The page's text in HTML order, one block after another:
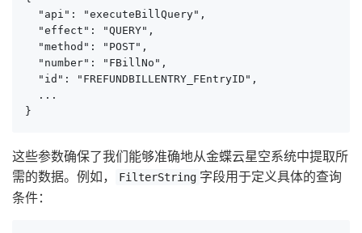
  "api": "executeBillQuery",
  "effect": "QUERY",
  "method": "POST",
  "number": "FBillNo",
  "id": "FREFUNDBILLENTRY_FEntryID",
  ...
}
这些参数确保了我们能够准确地从金蝶云星空系统中提取所
需的数据。例如，
FilterString 字段用于定义具体的查询
条件：